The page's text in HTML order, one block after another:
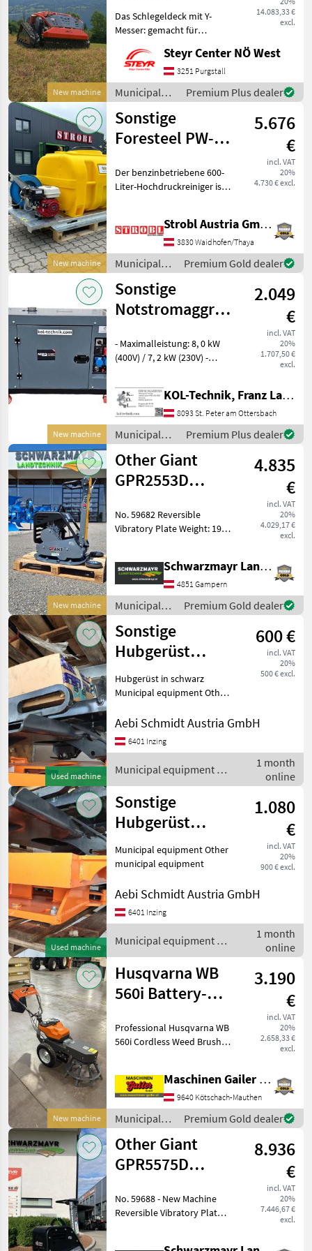
New machine
14.083,33 €
excl.
Das Schlegeldeck mit Y-
Messer: gemacht für
Messer-System des JACK
Schlegel ist die
kompromisslose Antwort
auf anspruchsvollste
Pflegeaufg
Steyr Center NÖ West
3251 Purgstall
Municipal
equipment /
Jack
Premium Plus dealer
New machine
Sonstige
Foresteel PW-
Hochdruckreiniger
5.676
€
incl. VAT
20%
4.730 € excl.
Der benzinbetriebene 600-
Liter-Hochdruckreiniger ist
integriertem Wassertank,
Druckpumpe und
Schlauchsystem – alles mo
Strobl Austria GmbH
3830 Waidhofen/Thaya
Municipal
equipment /
Sonstige
Premium Gold dealer
New machine
Sonstige
Notstromaggregat
2.049
€
incl. VAT
20%
1.707,50 €
excl.
- Maximalleistung: 8, 0 kW
(400V) / 7, 2 kW (230V) -
(400V) / 6, 7 kW (230V) -
Motor: 10 PS Dieselmotor
(4-Takt), 3.000 U/Min -
Abgasnorm: EU S
KOL-Technik, Franz Lampl-Küssner
8093 St. Peter am Ottersbach
Municipal
equipment /
Sonstige
Premium Plus dealer
New machine
Other Giant
GPR2553D
4.835
€
incl. VAT
20%
4.029,17 €
excl.
No. 59682 Reversible
Vibratory Plate Weight: 190
length: 71 cm Frequency:
81.9 Hz Engine: Hatz 1B20
Displaceme
Schwarzmayr Landtechnik GmbH - Gampern
4851 Gampern
Municipal
equipment /
Sonstige
Premium Gold dealer
Used machine
Sonstige
Hubgerüst
schwarz
600 €
incl. VAT
20%
500 € excl.
Hubgerüst in schwarz
Municipal equipment Other
Aebi Schmidt Austria GmbH
6401 Inzing
Municipal equipment /
Sonstige
1 month
online
Used machine
Sonstige
Hubgerüst
orange
1.080
€
incl. VAT
20%
900 € excl.
Municipal equipment Other
municipal equipment
Aebi Schmidt Austria GmbH
6401 Inzing
Municipal equipment /
Sonstige
1 month
online
New machine
Husqvarna WB
560i Battery-
Brush
3.190
€
incl. VAT
20%
2.658,33 €
excl.
Professional Husqvarna WB
560i Cordless Weed Brush –
Removal! Power Source:
Battery Number of Battery
Compartments
Maschinen Gailer GmbH
9640 Kötschach-Mauthen
Municipal
equipment /
Husqvarna
Premium Gold dealer
Other Giant
GPR5575D
8.936
€
incl. VAT
20%
7.446,67 €
excl.
No. 59688 - New Machine
Reversible Vibratory Plate